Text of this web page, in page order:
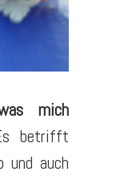
mich
betrifft
und auch